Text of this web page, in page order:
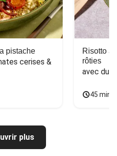
pistache
cerises &
Risotto
rôties
avec du
45
plus